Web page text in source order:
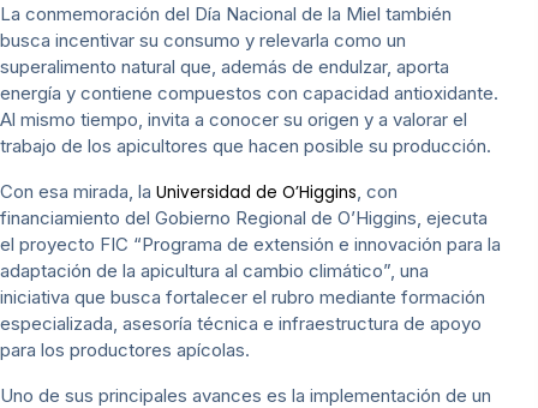
La conmemoración del Día Nacional de la Miel también
busca incentivar su consumo y relevarla como un
superalimento natural que, además de endulzar, aporta
energía y contiene compuestos con capacidad antioxidante.
Al mismo tiempo, invita a conocer su origen y a valorar el
trabajo de los apicultores que hacen posible su producción.
Con esa mirada, la Universidad de O’Higgins , con
financiamiento del Gobierno Regional de O’Higgins, ejecuta
el proyecto FIC “Programa de extensión e innovación para la
adaptación de la apicultura al cambio climático”, una
iniciativa que busca fortalecer el rubro mediante formación
especializada, asesoría técnica e infraestructura de apoyo
para los productores apícolas.
Uno de sus principales avances es la implementación de un